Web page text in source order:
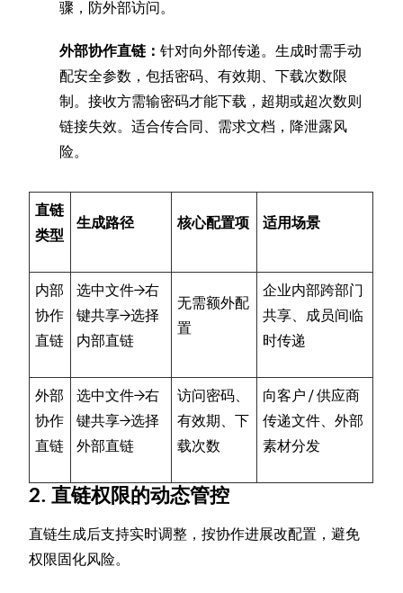
骤，防外部访问。
外部协作直链：针对向外部传递。生成时需手动
配安全参数，包括密码、有效期、下载次数限
制。接收方需输密码才能下载，超期或超次数则
链接失效。适合传合同、需求文档，降泄露风
险。
直链
类型
生成路径 核心配置项 适用场景
内部
协作
直链
选中文件→右
键共享→选择
内部直链
无需额外配
置
企业内部跨部门
共享、成员间临
时传递
外部
协作
直链
选中文件→右
键共享→选择
外部直链
访问密码、
有效期、下
载次数
向客户 / 供应商
传递文件、外部
素材分发
2. 直链权限的动态管控
直链生成后支持实时调整，按协作进展改配置，避免
权限固化风险。